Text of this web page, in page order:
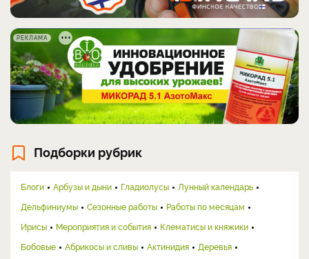
РЕКЛАМА
Подборки рубрик
Блоги Арбузы и дыни Гладиолусы
Лунный календарь
Дельфиниумы
Сезонные работы
Работы по месяцам
Ирисы
Мероприятия и события
Клематисы и княжики
Бобовые
Абрикосы и сливы Актинидия
Деревья